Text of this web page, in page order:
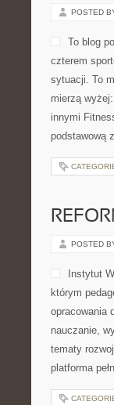
POSTED
To blog
czterem
sytuacji. To
mierzą
innymi
podstawową
POSTED
Instytut
którym
opracowania
nauczanie,
tematy
platforma